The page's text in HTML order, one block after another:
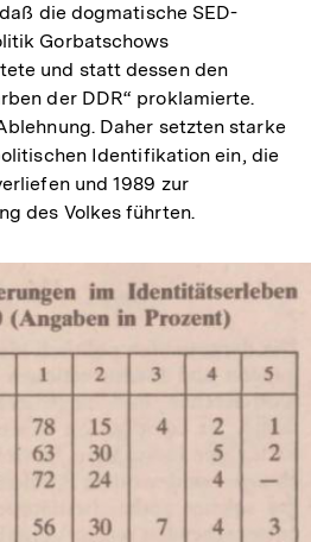
die dogmatische SED-
Gorbatschows
und statt dessen den
der DDR“ proklamierte.
Daher setzten starke
Identifikation ein, die
und 1989 zur
des Volkes führten.